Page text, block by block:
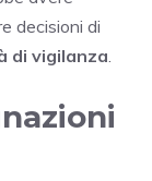
decisioni di
di vigilanza